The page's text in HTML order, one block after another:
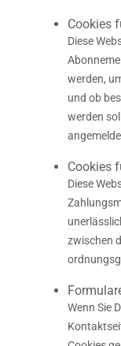
Cookies
Diese
werden,
und ob
werden
Cookies
Diese
zwischen
Wenn Sie